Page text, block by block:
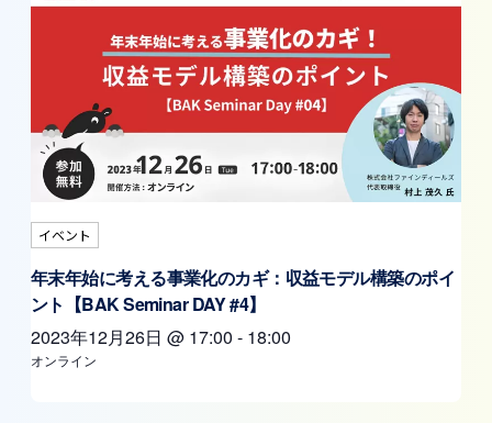
イベント
年末年始に考える事業化のカギ：収益モデル構築のポイ
ント【BAK Seminar DAY #4】
2023年12月26日 @ 17:00 - 18:00
オンライン